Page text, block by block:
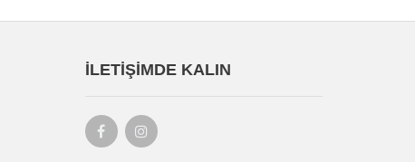
İLETIŞIMDE KALIN